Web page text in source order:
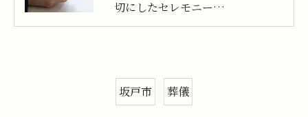
切にしたセレモニー…
坂戸市 葬儀